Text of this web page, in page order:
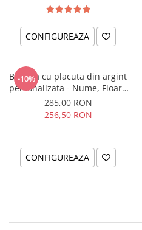
CONFIGUREAZA
-10%
Bratara cu placuta din argint
personalizata - Nume, Floare
& Cristal
285,00 RON
256,50 RON
CONFIGUREAZA